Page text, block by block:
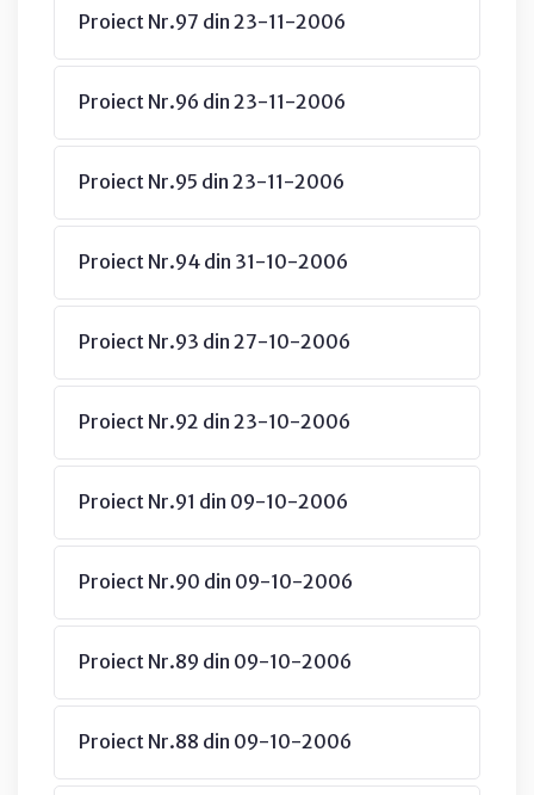
Proiect Nr.97 din 23-11-2006
Proiect Nr.96 din 23-11-2006
Proiect Nr.95 din 23-11-2006
Proiect Nr.94 din 31-10-2006
Proiect Nr.93 din 27-10-2006
Proiect Nr.92 din 23-10-2006
Proiect Nr.91 din 09-10-2006
Proiect Nr.90 din 09-10-2006
Proiect Nr.89 din 09-10-2006
Proiect Nr.88 din 09-10-2006